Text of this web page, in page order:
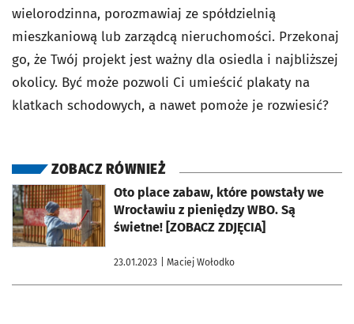
wielorodzinna, porozmawiaj ze spółdzielnią
mieszkaniową lub zarządcą nieruchomości. Przekonaj
go, że Twój projekt jest ważny dla osiedla i najbliższej
okolicy. Być może pozwoli Ci umieścić plakaty na
klatkach schodowych, a nawet pomoże je rozwiesić?
ZOBACZ RÓWNIEŻ
Oto place zabaw, które powstały we
Wrocławiu z pieniędzy WBO. Są
świetne! [ZOBACZ ZDJĘCIA]
23.01.2023 | Maciej Wołodko
otworzy się w nowej karcie